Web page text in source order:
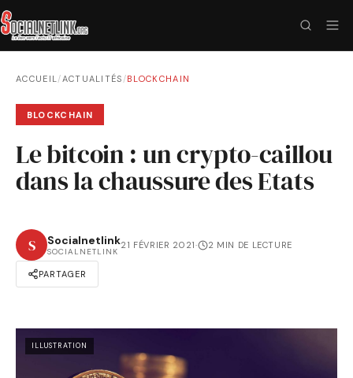
ACCUEIL/ACTUALITÉS /BLOCKCHAIN
BLOCKCHAIN
Le bitcoin : un crypto-caillou
dans la chaussure des Etats
S Socialnetlink
SOCIALNETLINK
21 FÉVRIER 2021· 2 MIN DE LECTURE
PARTAGER
ILLUSTRATION